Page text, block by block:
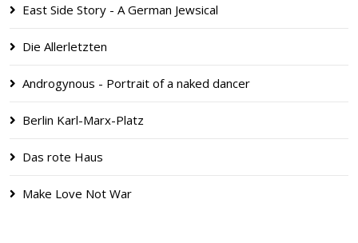
East Side Story - A German Jewsical
Die Allerletzten
Androgynous - Portrait of a naked dancer
Berlin Karl-Marx-Platz
Das rote Haus
Make Love Not War